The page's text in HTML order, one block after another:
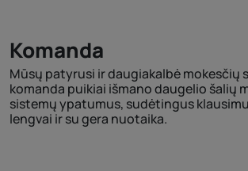
Komanda
Mūsų patyrusi ir daugiakalbė mokesčių
komanda puikiai išmano daugelio šalių
sistemų ypatumus, sudėtingus
lengvai ir su gera nuotaika.